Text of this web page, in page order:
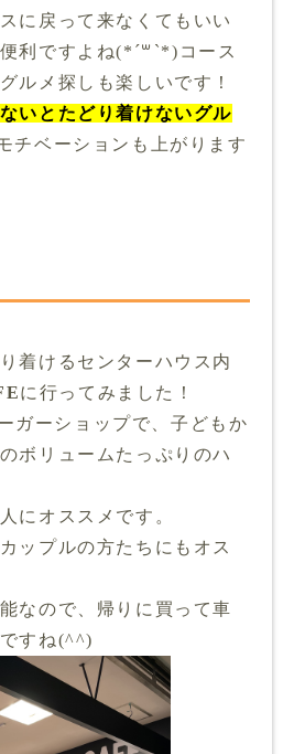
に戻って来なくてもいい
利ですよね(*´꒳`*)コース
ルメ探しも楽しいです！
いとたどり着けないグル
チベーションも上がります
着けるセンターハウス内
に行ってみました！
ガーショップで、子どもか
ボリュームたっぷりのハ
にオススメです。
ップルの方たちにもオス
なので、帰りに買って車
すね(^^)